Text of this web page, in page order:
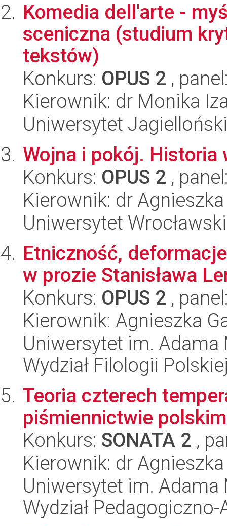
Komedia dell'arte -
sceniczna (studium
tekstów)
Konkurs: OPUS 2 ,
Kierownik: dr Monika
Uniwersytet Jagielloński
Wojna i pokój.
Konkurs: OPUS 2 ,
Kierownik: dr
Uniwersytet
Etniczność,
w prozie Stanisława
Konkurs: OPUS 2 ,
Kierownik: Agnieszka
Uniwersytet im.
Wydział Filologii
Teoria czterech
piśmiennictwie polskim
Konkurs: SONATA 2 ,
Kierownik: dr
Uniwersytet im.
Wydział